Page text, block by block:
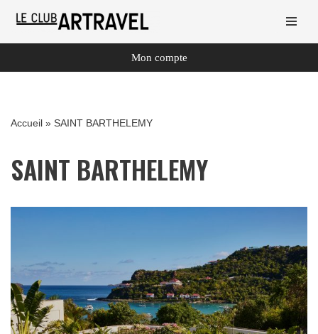
contenu
Mon compte
Accueil » SAINT BARTHELEMY
SAINT BARTHELEMY